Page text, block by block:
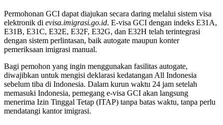
Permohonan GCI dapat diajukan secara daring melalui sistem visa
elektronik di evisa.imigrasi.go.id. E-visa GCI dengan indeks E31A,
E31B, E31C, E32E, E32F, E32G, dan E32H telah terintegrasi
dengan sistem perlintasan, baik autogate maupun konter
pemeriksaan imigrasi manual.
Bagi pemohon yang ingin menggunakan fasilitas autogate,
diwajibkan untuk mengisi deklarasi kedatangan All Indonesia
sebelum tiba di Indonesia. Dalam kurun waktu 24 jam setelah
memasuki Indonesia, pemegang e-visa GCI akan langsung
menerima Izin Tinggal Tetap (ITAP) tanpa batas waktu, tanpa perlu
mendatangi kantor imigrasi.